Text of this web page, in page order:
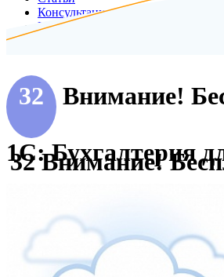
Консультация
Контакты
32 Внимание!
32
Внимание!
1С: Бухгалтерия